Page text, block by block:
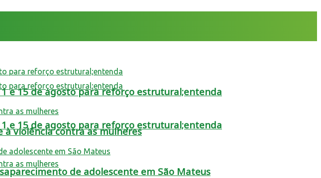
e 15 de agosto para reforço estrutural;entenda
e 15 de agosto para reforço estrutural;entenda
à violência contra as mulheres
de adolescente em São Mateus